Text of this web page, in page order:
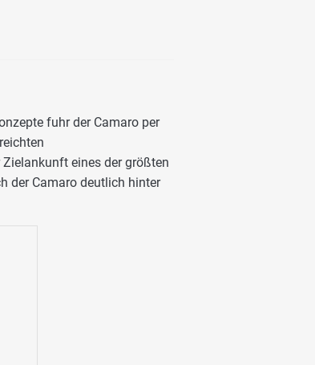
fuhr der Camaro per
eines der größten
der Camaro deutlich hinter